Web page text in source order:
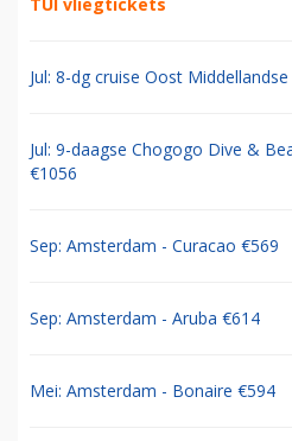
Jul: 8-dg cruise Oost
Jul: 9-daagse Chogogo Dive &
€1056
Sep: Amsterdam - Curacao €569
Sep: Amsterdam - Aruba €614
Mei: Amsterdam - Bonaire €594